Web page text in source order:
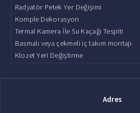
Radyatör Petek Yer Değişimi
Komple Dekorasyon
Termal Kamera İle Su Kaçağı Tespiti
Basmalı veya çekmeli iç takım montajı
Klozet Yeri Değiştirme
Adres